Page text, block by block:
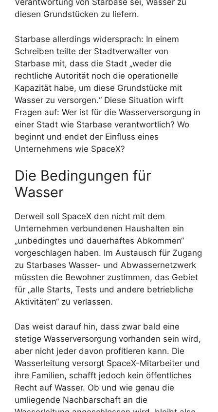
Verantwortung von Starbase sei, Wasser zu
diesen Grundstücken zu liefern.
Starbase allerdings widersprach: In einem
Schreiben teilte der Stadtverwalter von
Starbase mit, dass die Stadt „weder die
rechtliche Autorität noch die operationelle
Kapazität habe, um diese Grundstücke mit
Wasser zu versorgen.“ Diese Situation wirft
Fragen auf: Wer ist für die Wasserversorgung in
einer Stadt wie Starbase verantwortlich? Wo
beginnt und endet der Einfluss eines
Unternehmens wie SpaceX?
Die Bedingungen für
Wasser
Derweil soll SpaceX den nicht mit dem
Unternehmen verbundenen Haushalten ein
„unbedingtes und dauerhaftes Abkommen“
vorgeschlagen haben. Im Austausch für Zugang
zu Starbases Wasser- und Abwassernetzwerk
müssten die Bewohner zustimmen, das Gebiet
für „alle Starts, Tests und andere betriebliche
Aktivitäten“ zu verlassen.
Das weist darauf hin, dass zwar bald eine
stetige Wasserversorgung vorhanden sein wird,
aber nicht jeder davon profitieren kann. Die
Wasserleitung versorgt SpaceX-Mitarbeiter und
ihre Familien, schafft jedoch kein öffentliches
Recht auf Wasser. Ob und wie genau die
umliegende Nachbarschaft an die